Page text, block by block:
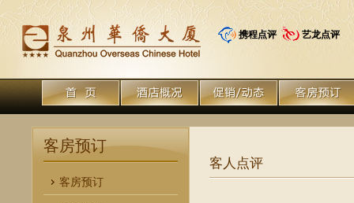
携程点评 艺龙点评
客房预订
客房预订
客人点评